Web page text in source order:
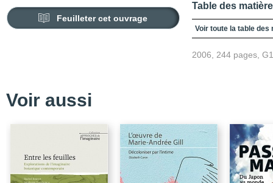
Feuilleter cet ouvrage
Table des
Robinson à la
Voir toute la table des
2006, 244 pages,
Voir aussi